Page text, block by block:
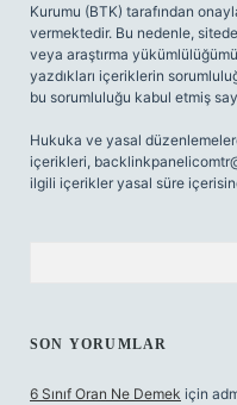
Kurumu (BTK) tarafından
vermektedir. Bu nedenle,
veya araştırma
yazdıkları içeriklerin
bu sorumluluğu kabul etmiş
Hukuka ve yasal
içerikleri,
ilgili içerikler yasal süre
SON YORUMLAR
6 Sınıf Oran Ne Demek için